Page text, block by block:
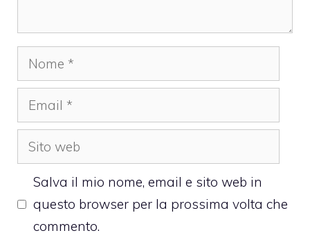
Nome
Email
Sito
web
Salva il mio nome, email e sito web in
questo browser per la prossima volta che
commento.